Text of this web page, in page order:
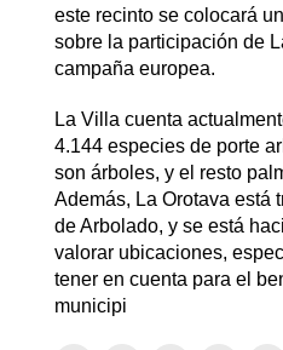
este recinto se colocará
sobre la participación de
campaña europea.
La Villa cuenta
4.144 especies de porte
son árboles, y el resto
Además, La Orotava está
de Arbolado, y se está
valorar ubicaciones,
tener en cuenta para el
municipi